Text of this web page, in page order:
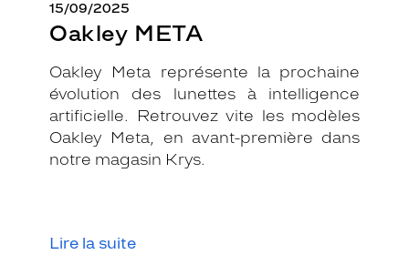
15/09/2025
Oakley META
Oakley Meta représente la prochaine
évolution des lunettes à intelligence
artificielle. Retrouvez vite les modèles
Oakley Meta, en avant-première dans
notre magasin Krys.
Lire la suite